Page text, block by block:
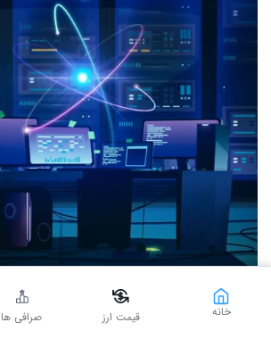
یک نقشه راه کوانتومی، بیت‌کوین را بسیار
خانه قیمت ارز صرافی ها